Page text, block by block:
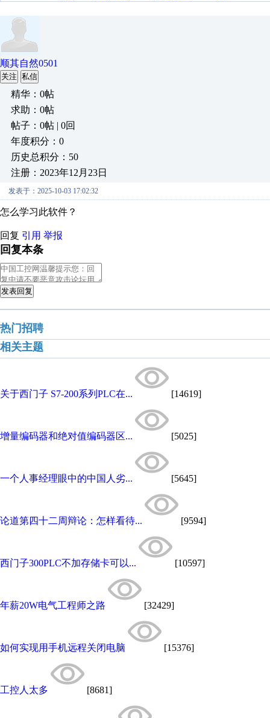
顺其自然0501
关注 私信
精华：0帖
求助：0帖
帖子：0帖 | 0回
年度积分：0
历史总积分：50
注册：2023年12月23日
发表于：2025-10-03 17:02:32
怎么学习此软件？
回复 引用 举报
回复本条
发表回复
热门招聘
相关主题
关于西门子 S7-200系列PLC在... [14619]
增量编码器和绝对值编码器区... [5025]
一个人事经理眼中的中国人劣... [5645]
论道第四十二周辩论：怎样看待... [9594]
西门子300PLC不加存储卡可以... [10597]
年薪20W电气工程师之路 [32429]
如何实现用手机远程关闭电脑 [15376]
工控人太多 [8681]